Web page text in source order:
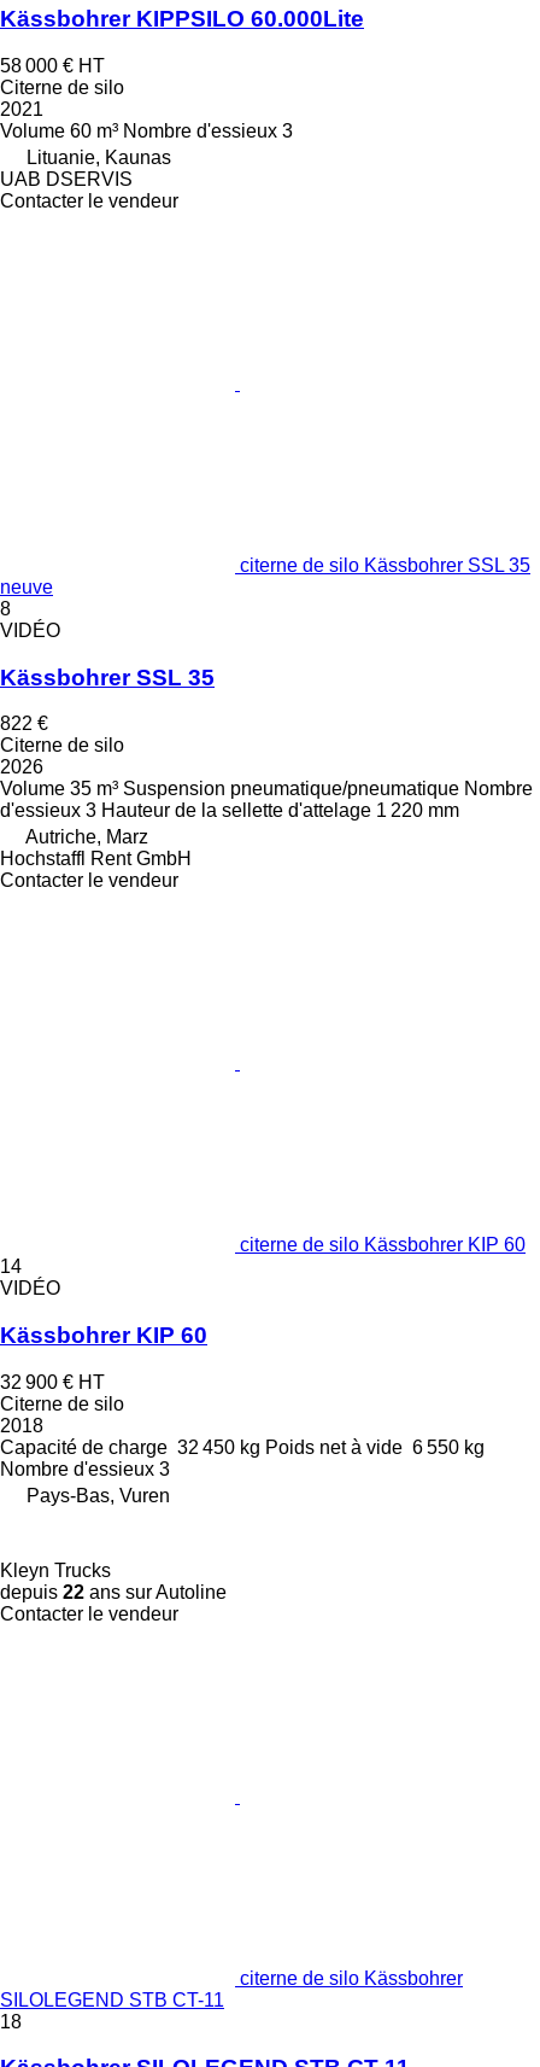
Kässbohrer KIPPSILO 60.000Lite
58 000 € HT
Citerne de silo
2021
Volume 60 m³ Nombre d'essieux 3
Lituanie, Kaunas
UAB DSERVIS
Contacter le vendeur
citerne de silo Kässbohrer SSL 35
neuve
8
VIDÉO
Kässbohrer SSL 35
822 €
Citerne de silo
2026
Volume 35 m³ Suspension pneumatique/pneumatique Nombre
d'essieux 3 Hauteur de la sellette d'attelage 1 220 mm
Autriche, Marz
Hochstaffl Rent GmbH
Contacter le vendeur
citerne de silo Kässbohrer KIP 60
14
VIDÉO
Kässbohrer KIP 60
32 900 € HT
Citerne de silo
2018
Capacité de charge 32 450 kg Poids net à vide 6 550 kg
Nombre d'essieux 3
Pays-Bas, Vuren
Kleyn Trucks
depuis 22 ans sur Autoline
Contacter le vendeur
citerne de silo Kässbohrer
SILOLEGEND STB CT-11
18